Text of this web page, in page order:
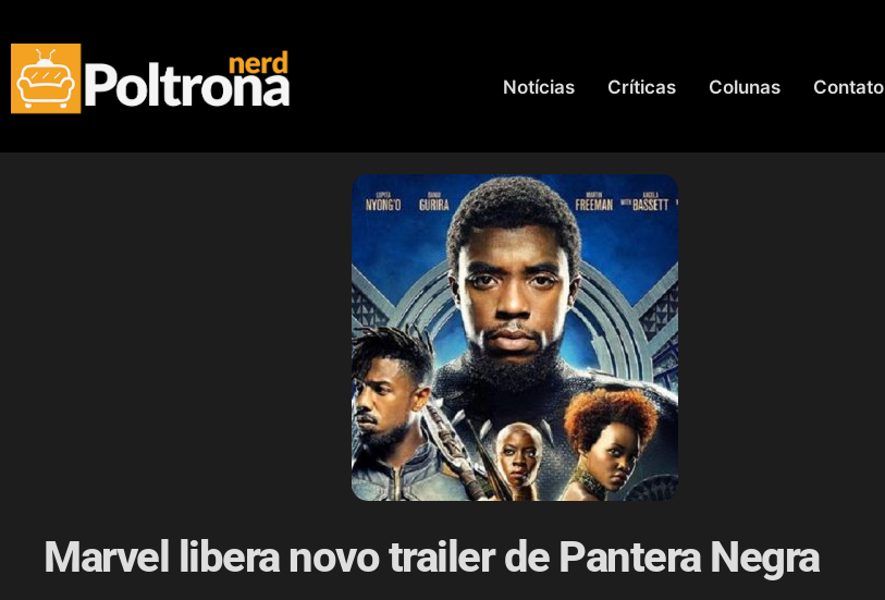
Notícias Críticas Colunas Contato
Marvel libera novo trailer de Pantera Negra